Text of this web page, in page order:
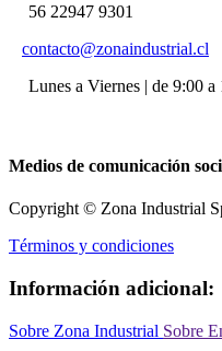
56 22947 9301
contacto@zonaindustrial.cl
Lunes a Viernes | de 9:00 a
Medios de comunicación
Copyright © Zona Industrial
Términos y condiciones
Información adicional:
Sobre Zona Industrial Sobre